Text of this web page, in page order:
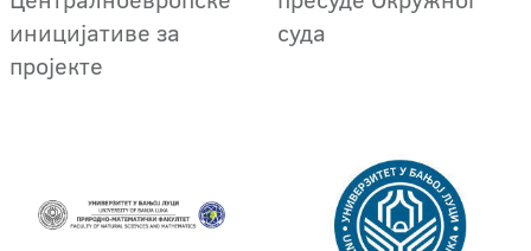
иницијативе за
пројекте
суда